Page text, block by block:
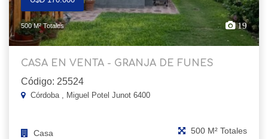
500 M² Totales 19
CASA EN VENTA - GRANJA DE FUNES
Código: 25524
Córdoba , Miguel Potel Junot 6400
Casa 500 M² Totales